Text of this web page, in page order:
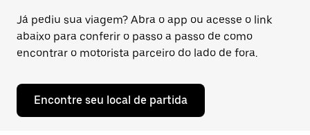
Já pediu sua viagem? Abra o app ou acesse o link
abaixo para conferir o passo a passo de como
encontrar o motorista parceiro do lado de fora.
Encontre seu local de partida